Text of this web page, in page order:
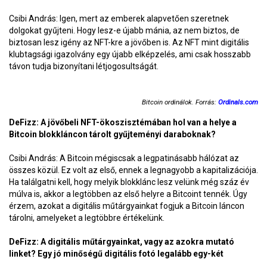
Csibi András: Igen, mert az emberek alapvetően szeretnek
dolgokat gyűjteni. Hogy lesz-e újabb mánia, az nem biztos, de
biztosan lesz igény az NFT-kre a jövőben is. Az NFT mint digitális
klubtagsági igazolvány egy újabb elképzelés, ami csak hosszabb
távon tudja bizonyítani létjogosultságát.
Bitcoin ordinálok. Forrás: Ordinals.com
DeFizz: A jövőbeli NFT-ökoszisztémában hol van a helye a
Bitcoin blokkláncon tárolt gyűjteményi daraboknak?
Csibi András: A Bitcoin mégiscsak a legpatinásabb hálózat az
összes közül. Ez volt az első, ennek a legnagyobb a kapitalizációja.
Ha találgatni kell, hogy melyik blokklánc lesz velünk még száz év
múlva is, akkor a legtöbben az első helyre a Bitcoint tennék. Úgy
érzem, azokat a digitális műtárgyainkat fogjuk a Bitcoin láncon
tárolni, amelyeket a legtöbbre értékelünk.
DeFizz: A digitális műtárgyainkat, vagy az azokra mutató
linket? Egy jó minőségű digitális fotó legalább egy-két